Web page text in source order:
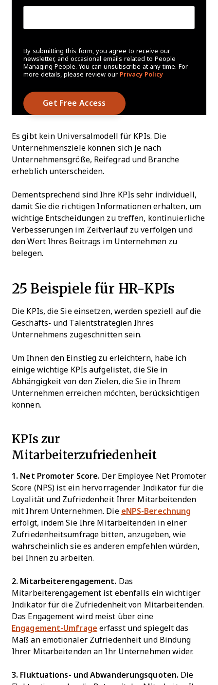
By submitting this form, you agree to receive our
newsletter, and occasional emails related to People
Managing People. You can unsubscribe at any time. For
more details, please review our Privacy Policy
Es gibt kein Universalmodell für KPIs. Die
Unternehmensziele können sich je nach
Unternehmensgröße, Reifegrad und Branche
erheblich unterscheiden.
Dementsprechend sind Ihre KPIs sehr individuell,
damit Sie die richtigen Informationen erhalten, um
wichtige Entscheidungen zu treffen, kontinuierliche
Verbesserungen im Zeitverlauf zu verfolgen und
den Wert Ihres Beitrags im Unternehmen zu
belegen.
25 Beispiele für HR-KPIs
Die KPIs, die Sie einsetzen, werden speziell auf die
Geschäfts- und Talentstrategien Ihres
Unternehmens zugeschnitten sein.
Um Ihnen den Einstieg zu erleichtern, habe ich
einige wichtige KPIs aufgelistet, die Sie in
Abhängigkeit von den Zielen, die Sie in Ihrem
Unternehmen erreichen möchten, berücksichtigen
können.
KPIs zur
Mitarbeiterzufriedenheit
1. Net Promoter Score. Der Employee Net Promoter
Score (NPS) ist ein hervorragender Indikator für die
Loyalität und Zufriedenheit Ihrer Mitarbeitenden
mit Ihrem Unternehmen. Die eNPS-Berechnung
erfolgt, indem Sie Ihre Mitarbeitenden in einer
Zufriedenheitsumfrage bitten, anzugeben, wie
wahrscheinlich sie es anderen empfehlen würden,
bei Ihnen zu arbeiten.
2. Mitarbeiterengagement. Das
Mitarbeiterengagement ist ebenfalls ein wichtiger
Indikator für die Zufriedenheit von Mitarbeitenden.
Das Engagement wird meist über eine
Engagement-Umfrage erfasst und spiegelt das
Maß an emotionaler Zufriedenheit und Bindung
Ihrer Mitarbeitenden an Ihr Unternehmen wider.
3. Fluktuations- und Abwanderungsquoten. Die